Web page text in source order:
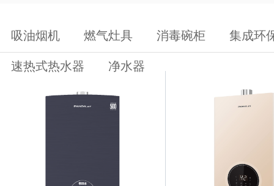
吸油烟机 燃气灶具 消毒碗柜 集成环
速热式热水器 净水器